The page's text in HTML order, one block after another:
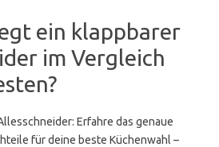
ein klappbarer
im Vergleich
Erfahre das genaue
für deine beste Küchenwahl –